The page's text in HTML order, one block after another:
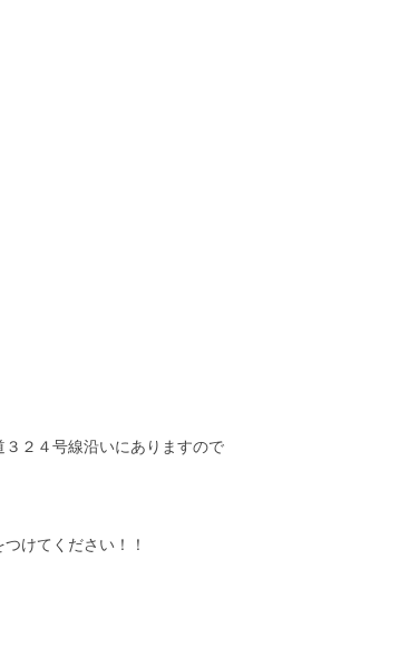
２４号線沿いにありますので
けてください！！